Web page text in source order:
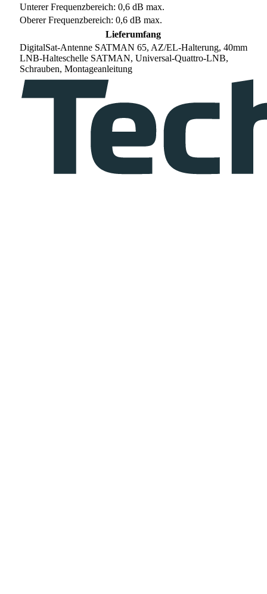
Unterer Frequenzbereich: 0,6 dB max.
Oberer Frequenzbereich: 0,6 dB max.
Lieferumfang
DigitalSat-Antenne SATMAN 65, AZ/EL-Halterung, 40mm
LNB-Halteschelle SATMAN, Universal-Quattro-LNB,
Schrauben, Montageanleitung